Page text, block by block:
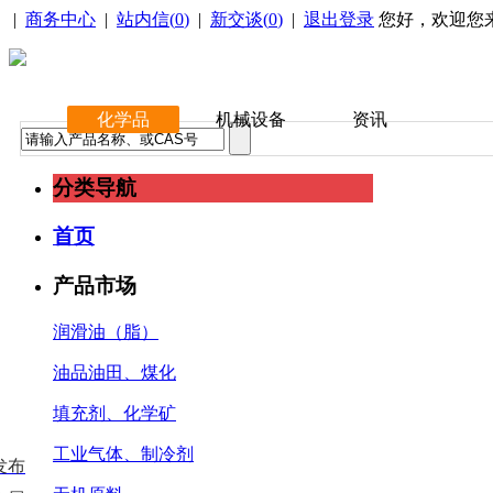
| 商务中心 | 站内信(0) | 新交谈(0) | 退出登录 您好，欢迎您
化学品 机械设备 资讯
分类导航
首页
产品市场
润滑油（脂）
油品油田、煤化
填充剂、化学矿
工业气体、制冷剂
布